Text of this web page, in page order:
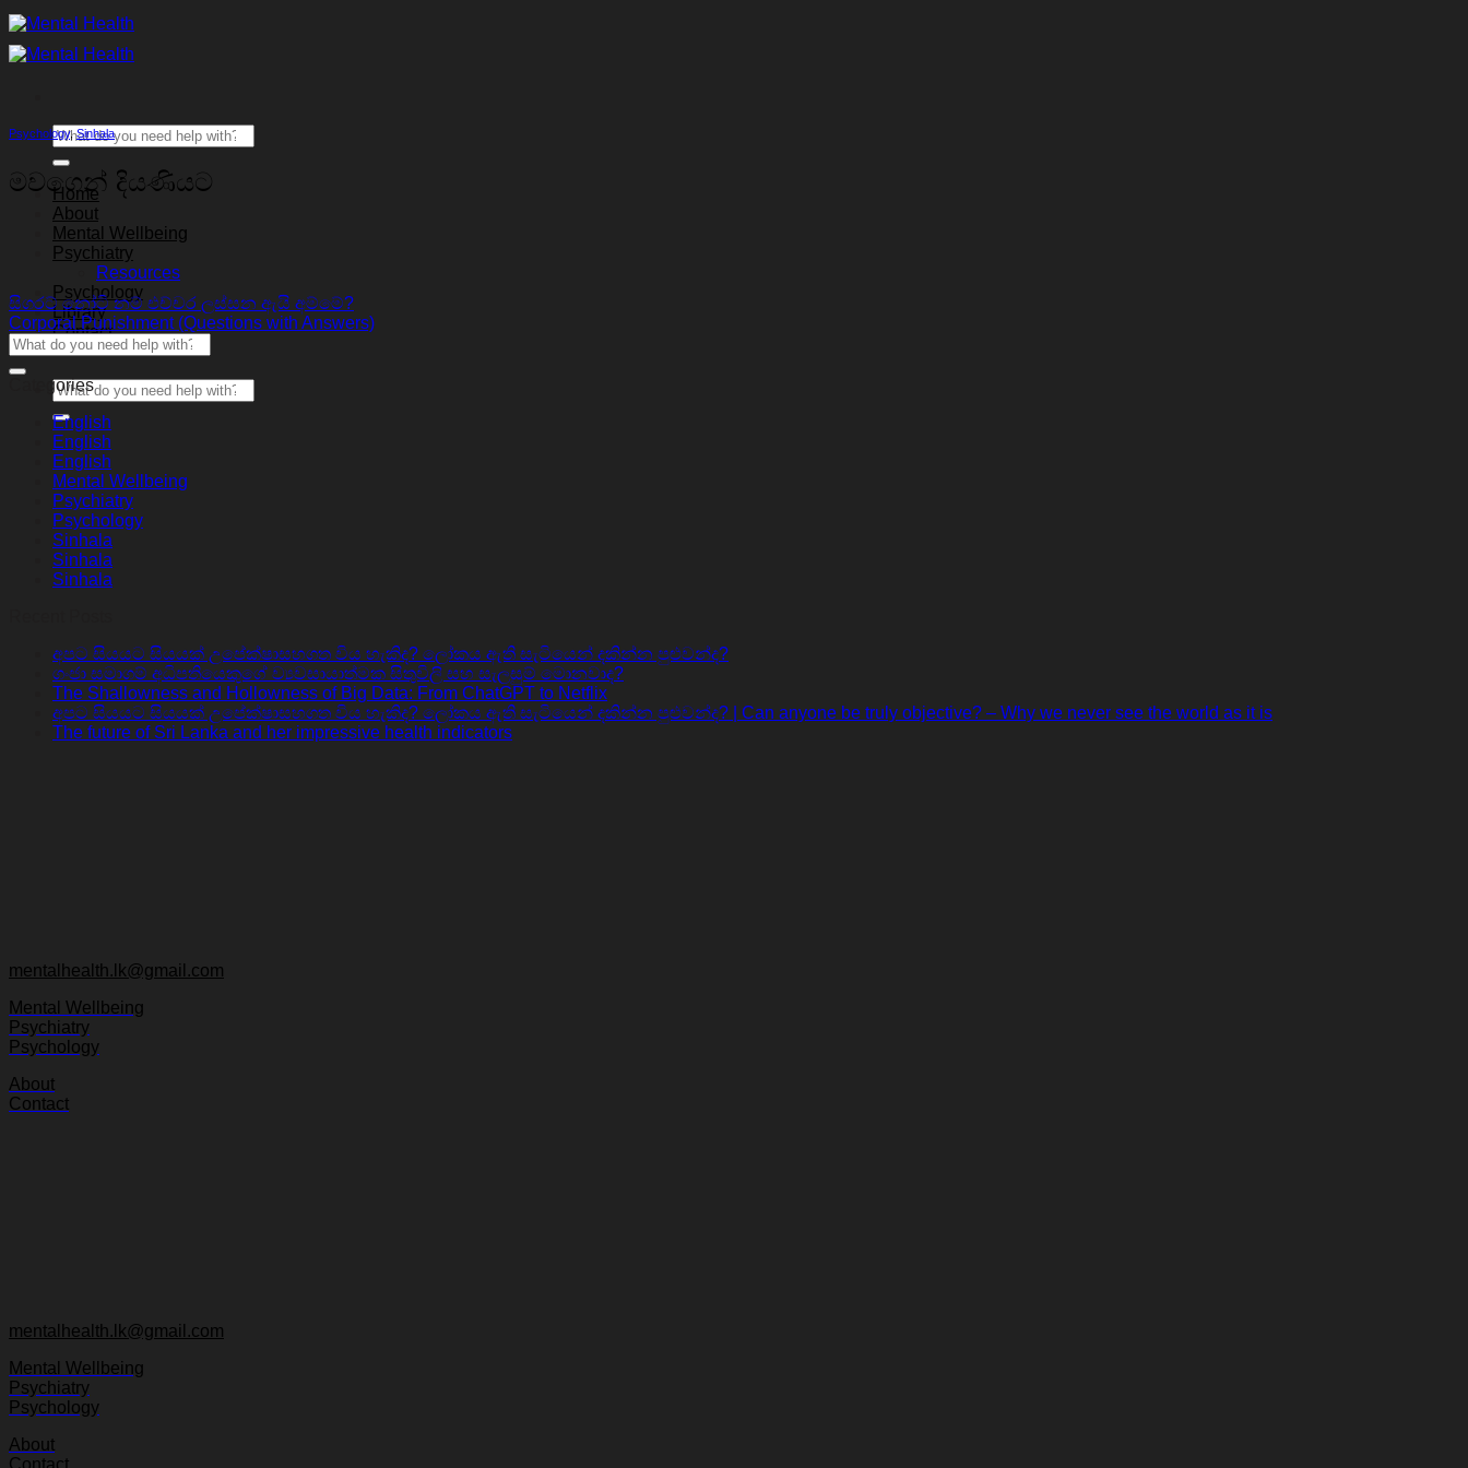
Skip
to
content
Home
About
Mental Wellbeing
Psychiatry
Resources
Psychology
Library
Contact
Psychology,Sinhala
මවගෙන් දියණියට
සිගරට් නෝටි නම් එච්චර ලස්සන ඇයි අම්මේ?
Corporal Punishment (Questions with Answers)
Categories
English
English
English
Mental Wellbeing
Psychiatry
Psychology
Sinhala
Sinhala
Sinhala
අපට සියයට සියයක් උපේක්ෂාසහගත විය හැකිද? ලෝකය ඇති සැටියෙන් දකින්න පුළුවන්ද?
ගංජා සමාගම් අධිපතියෙකුගේ ව්‍යවසායාත්මක සිතුවිලි සහ සැලසුම් මොනවාද?
The Shallowness and Hollowness of Big Data: From ChatGPT to Netflix
අපට සියයට සියයක් උපේක්ෂාසහගත විය හැකිද? ලෝකය ඇති සැටියෙන් දකින්න පුළුවන්ද? | Can anyone be truly objective? – Why we never see the world as it is
The future of Sri Lanka and her impressive health indicators
mentalhealth.lk@gmail.com
Mental Wellbeing
Psychiatry
Psychology
About
Contact
mentalhealth.lk@gmail.com
Mental Wellbeing
Psychiatry
Psychology
About
Contact